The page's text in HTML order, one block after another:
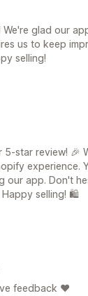
glad our
us to keep
selling!
5-star review! 🎉
experience.
our app. Don't
Happy selling! 🛍️
feedback ❤️